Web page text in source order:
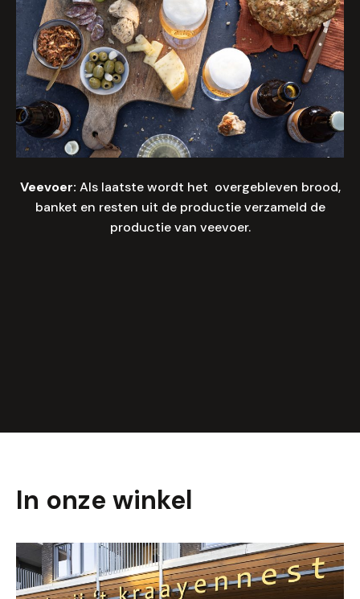
Veevoer: Als laatste wordt het overgebleven brood,
banket en resten uit de productie verzameld de
productie van veevoer.
In onze winkel